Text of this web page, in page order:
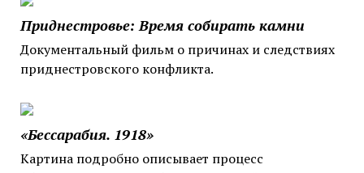
Приднестровье: Время собирать камни
Документальный фильм о причинах и следствиях
приднестровского конфликта.
«Бессарабия. 1918»
Картина подробно описывает процесс